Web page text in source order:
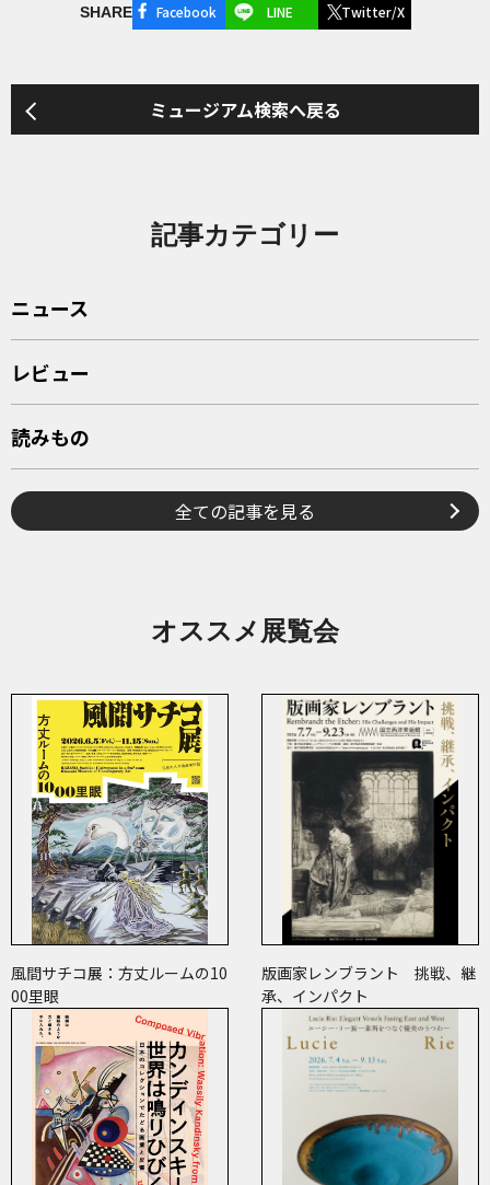
SHARE Facebook LINE Twitter/X
ミュージアム検索へ戻る
記事カテゴリー
ニュース
レビュー
読みもの
全ての記事を見る
オススメ展覧会
風間サチコ展：方丈ルームの10
00里眼
版画家レンブラント 挑戦、継
承、インパクト